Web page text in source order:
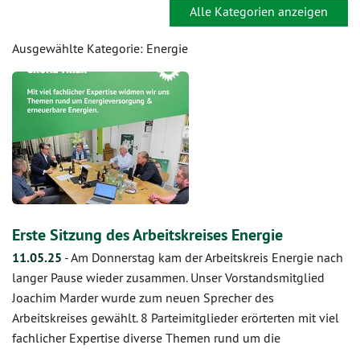
Alle Kategorien anzeigen
Ausgewählte Kategorie: Energie
Erste Sitzung des Arbeitskreises Energie
11.05.25 -Am Donnerstag kam der Arbeitskreis Energie nach
langer Pause wieder zusammen. Unser Vorstandsmitglied
Joachim Marder wurde zum neuen Sprecher des
Arbeitskreises gewählt. 8 Parteimitglieder erörterten mit viel
fachlicher Expertise diverse Themen rund um die